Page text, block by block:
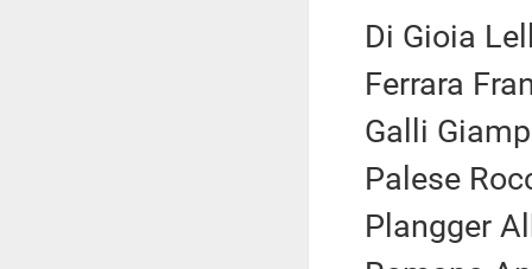
Di Gioia
Ferrara
Galli
Palese
Plangger